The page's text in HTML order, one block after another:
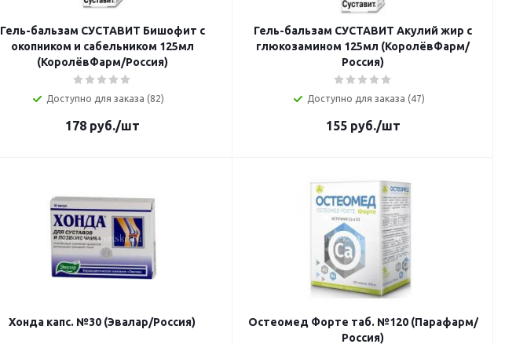
Гель-бальзам СУСТАВИТ Бишофит с
окопником и сабельником 125мл
(КоролёвФарм/Россия)
Доступно для заказа (82)
178руб./шт
Гель-бальзам СУСТАВИТ Акулий жир с
глюкозамином 125мл (КоролёвФарм/
Россия)
Доступно для заказа (47)
155руб./шт
Хонда капс. №30 (Эвалар/Россия)
Остеомед Форте таб. №120 (Парафарм/
Россия)